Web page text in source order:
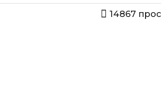
14867